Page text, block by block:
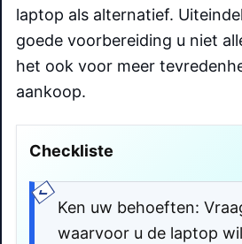
laptop als alternatief.
goede voorbereiding u niet
het ook voor meer
aankoop.
Checkliste
Ken uw behoeften:
waarvoor u de laptop